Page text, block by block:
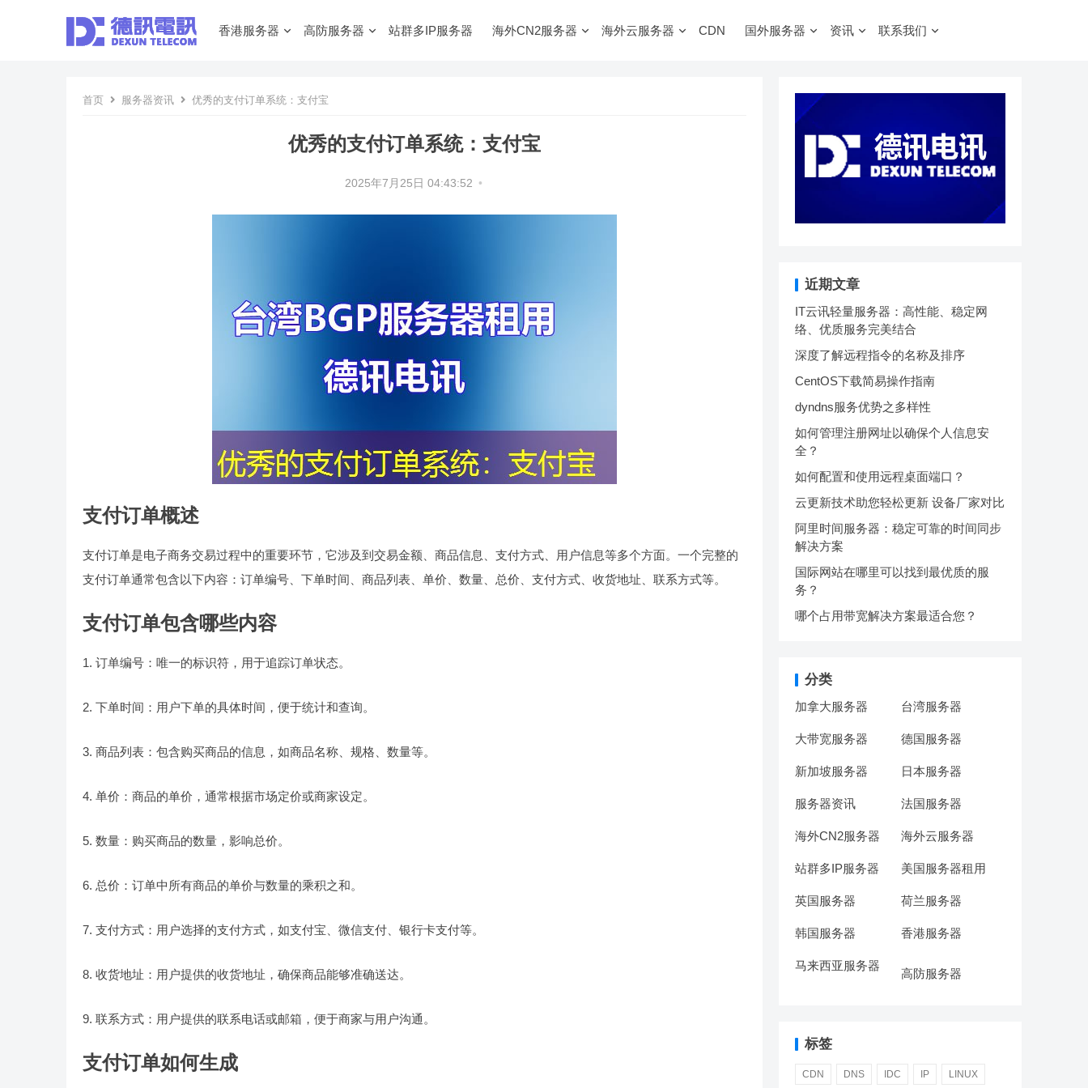
香港服务器 高防服务器 站群多IP服务器 海外CN2服务器 海外云服务器 CDN 国外服务器 资讯 联系我们
首页 服务器资讯 优秀的支付订单系统：支付宝
优秀的支付订单系统：支付宝
2025年7月25日 04:43:52 •
支付订单概述
支付订单是电子商务交易过程中的重要环节，它涉及到交易金额、商品信息、支付方式、用户信息等多个方面。一个完整的
支付订单通常包含以下内容：订单编号、下单时间、商品列表、单价、数量、总价、支付方式、收货地址、联系方式等。
支付订单包含哪些内容
1. 订单编号：唯一的标识符，用于追踪订单状态。
2. 下单时间：用户下单的具体时间，便于统计和查询。
3. 商品列表：包含购买商品的信息，如商品名称、规格、数量等。
4. 单价：商品的单价，通常根据市场定价或商家设定。
5. 数量：购买商品的数量，影响总价。
6. 总价：订单中所有商品的单价与数量的乘积之和。
7. 支付方式：用户选择的支付方式，如支付宝、微信支付、银行卡支付等。
8. 收货地址：用户提供的收货地址，确保商品能够准确送达。
9. 联系方式：用户提供的联系电话或邮箱，便于商家与用户沟通。
支付订单如何生成
近期文章
IT云讯轻量服务器：高性能、稳定网
络、优质服务完美结合
深度了解远程指令的名称及排序
CentOS下载简易操作指南
dyndns服务优势之多样性
如何管理注册网址以确保个人信息安
全？
如何配置和使用远程桌面端口？
云更新技术助您轻松更新 设备厂家对比
阿里时间服务器：稳定可靠的时间同步
解决方案
国际网站在哪里可以找到最优质的服
务？
哪个占用带宽解决方案最适合您？
分类
加拿大服务器 台湾服务器
大带宽服务器 德国服务器
新加坡服务器 日本服务器
服务器资讯 法国服务器
海外CN2服务器 海外云服务器
站群多IP服务器 美国服务器租用
英国服务器 荷兰服务器
韩国服务器 香港服务器
马来西亚服务器
高防服务器
标签
CDN DNS IDC IP LINUX